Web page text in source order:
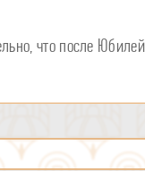
что после